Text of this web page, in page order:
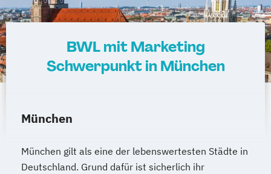
BWL mit Marketing
Schwerpunkt in München
München
München gilt als eine der lebenswertesten Städte in
Deutschland. Grund dafür ist sicherlich ihr